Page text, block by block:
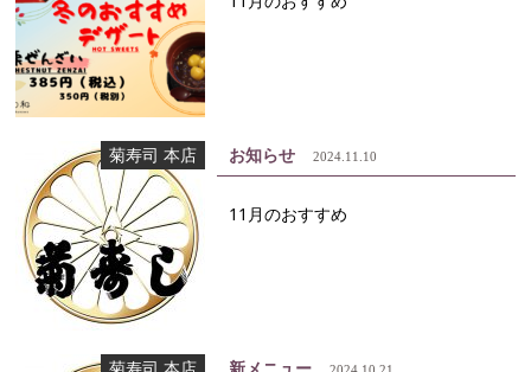
菊寿司 本店 お知らせ 2024.11.10
11月のおすすめ